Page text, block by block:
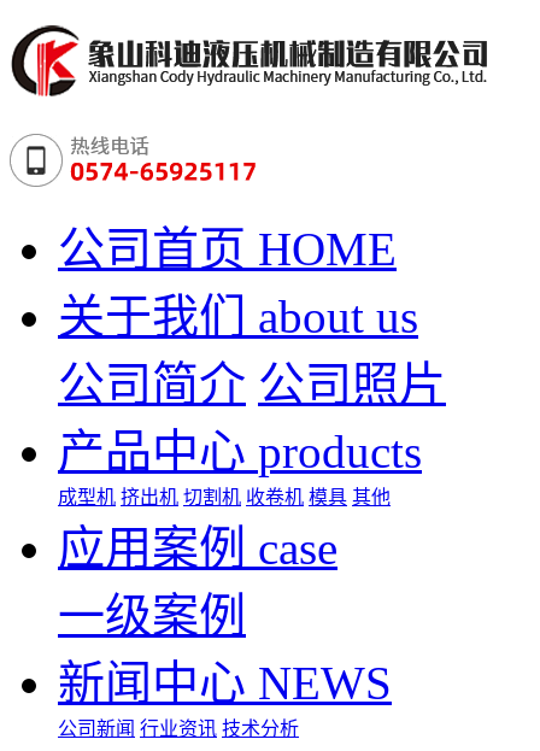
公司首页 HOME
关于我们
about us
公司简介 公司照片
产品中心 products
成型机 挤出机 切割机 收卷机 模具 其他
应用案例 case
一级案例
新闻中心 NEWS
公司新闻 行业资讯 技术分析